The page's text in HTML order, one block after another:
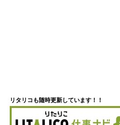
リタリコも随時更新しています！！